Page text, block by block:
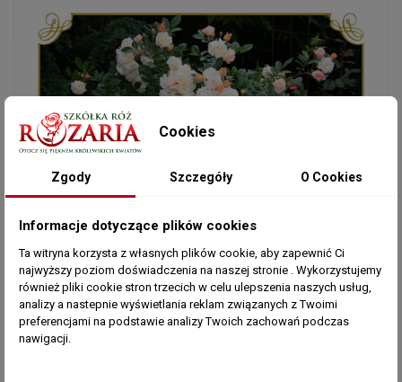
Cookies
Zgody Szczegóły O Cookies
Informacje dotyczące plików cookies
Ta witryna korzysta z własnych plików cookie, aby zapewnić Ci
najwyższy poziom doświadczenia na naszej stronie . Wykorzystujemy
również pliki cookie stron trzecich w celu ulepszenia naszych usług,
analizy a nastepnie wyświetlania reklam związanych z Twoimi
preferencjami na podstawie analizy Twoich zachowań podczas
nawigacji.